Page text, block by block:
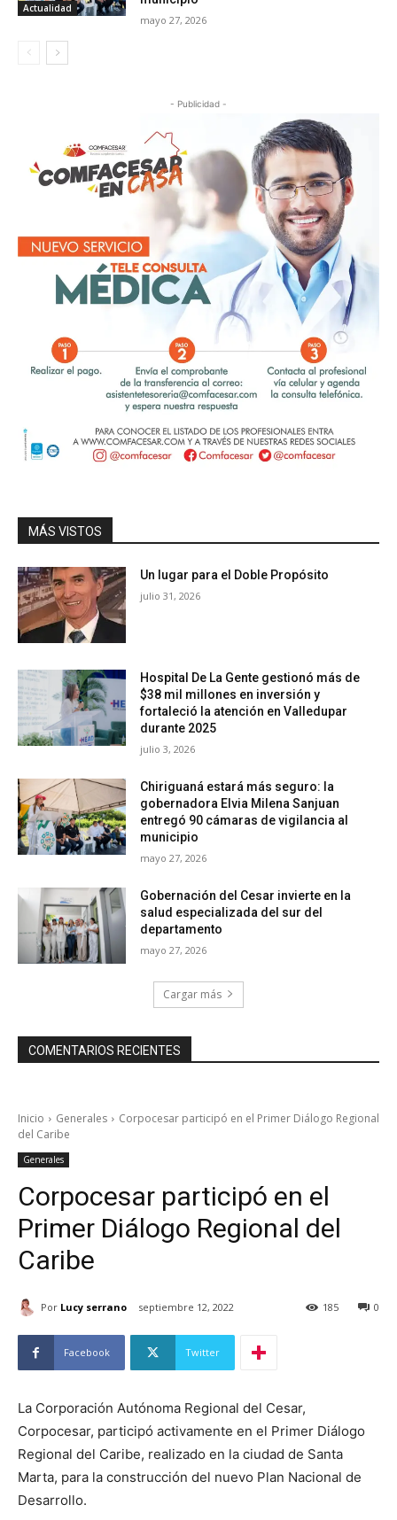
Actualidad
mayo 27, 2026
- Publicidad -
MÁS VISTOS
Un lugar para el Doble Propósito
julio 31, 2026
Hospital De La Gente gestionó más de
$38 mil millones en inversión y
fortaleció la atención en Valledupar
durante 2025
julio 3, 2026
Chiriguaná estará más seguro: la
gobernadora Elvia Milena Sanjuan
entregó 90 cámaras de vigilancia al
municipio
mayo 27, 2026
Gobernación del Cesar invierte en la
salud especializada del sur del
departamento
mayo 27, 2026
Cargar más
COMENTARIOS RECIENTES